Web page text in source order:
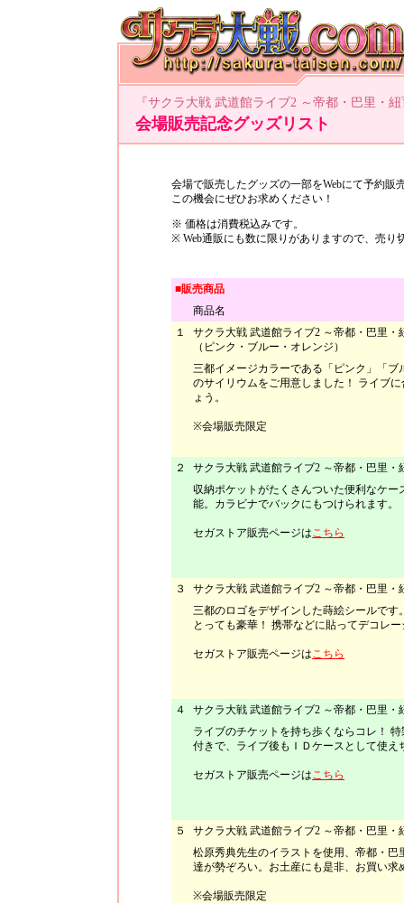
『サクラ大戦 武道館ライブ2 ～帝都・巴里・
会場販売記念グッズリスト
会場で販売したグッズの一部をWebにて予約販
この機会にぜひお求めください！
※ 価格は消費税込みです。
※ Web通販にも数に限りがありますので、売
■販売商品
商品名
１
サクラ大戦 武道館ライブ2 ～帝都・巴里・
（ピンク・ブルー・オレンジ）
三都イメージカラーである「ピンク」「ブ
のサイリウムをご用意しました！ ライブ
ょう。
※会場販売限定
２
サクラ大戦 武道館ライブ2 ～帝都・巴里・
収納ポケットがたくさんついた便利なケー
能。カラビナでバックにもつけられます。
セガストア販売ページはこちら
３
サクラ大戦 武道館ライブ2 ～帝都・巴里・
三都のロゴをデザインした蒔絵シールです
とっても豪華！ 携帯などに貼ってデコレ
セガストア販売ページはこちら
４
サクラ大戦 武道館ライブ2 ～帝都・巴里・
ライブのチケットを持ち歩くならコレ！
付きで、ライブ後もＩＤケースとして使え
セガストア販売ページはこちら
５
サクラ大戦 武道館ライブ2 ～帝都・巴里・
松原秀典先生のイラストを使用、帝都・巴
達が勢ぞろい。お土産にも是非、お買い求
※会場販売限定